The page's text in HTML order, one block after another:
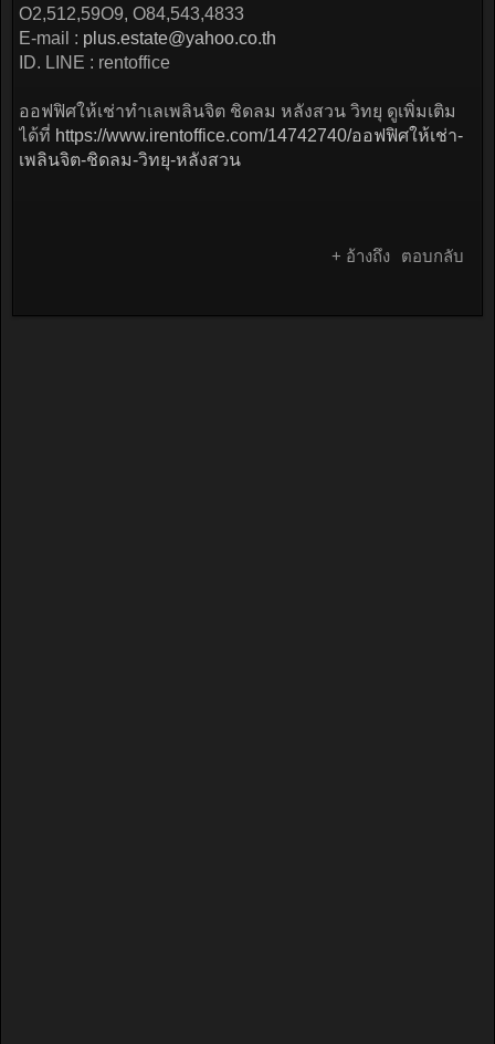
O2,512,59O9, O84,543,4833
E-mail : plus.estate@yahoo.co.th
ID. LINE : rentoffice
ออฟฟิศให้เช่าทำเลเพลินจิต ชิดลม หลังสวน วิทยุ ดูเพิ่มเติม
ได้ที่ https://www.irentoffice.com/14742740/ออฟฟิศให้เช่า-
เพลินจิต-ชิดลม-วิทยุ-หลังสวน
+ อ้างถึง ตอบกลับ